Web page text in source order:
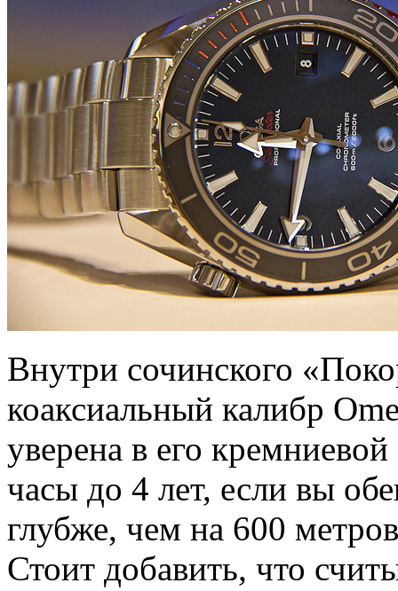
Внутри сочинского
коаксиальный калибр
уверена в его
часы до 4 лет, если вы
глубже, чем на 600
Стоит добавить, что